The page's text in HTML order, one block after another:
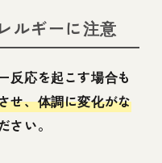
ルギーに注意
反応を起こす場合も
せ、体調に変化がな
さい。